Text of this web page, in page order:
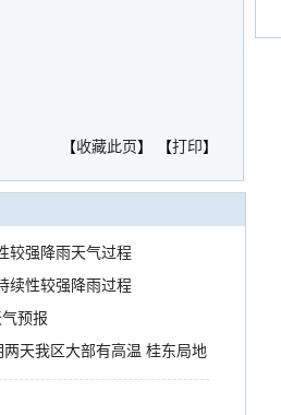
【收藏此页 】 【打印】
较强降雨天气过程
续性较强降雨过程
预报
两天我区大部有高温 桂东局地